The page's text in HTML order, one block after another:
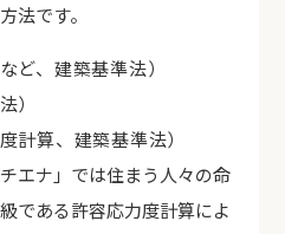
法です。
ど、建築基準法）
）
計算、建築基準法）
エナ」では住まう人々の命
である許容応力度計算によ